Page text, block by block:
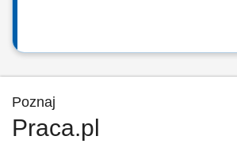
Poznaj
Praca.pl